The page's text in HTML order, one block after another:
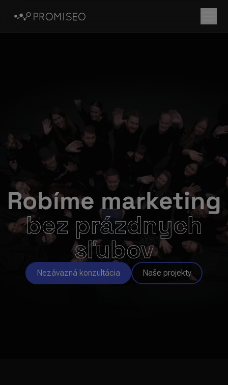
Robíme marketing
bez prázdnych
sľubov
Nezáväzná konzultácia Naše projekty